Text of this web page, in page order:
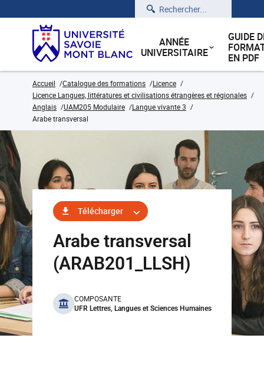
Rechercher
ANNÉE
UNIVERSITAIRE
GUIDE
EN PDF
Accueil Catalogue des formations
Licence
Licence Langues, littératures et civilisations étrangères et régionales
Anglais
UAM205 Modulaire
Langue vivante 3
Arabe transversal
Télécharger
Arabe transversal
(ARAB201_LLSH)
benefits
COMPOSANTE
UFR Lettres, Langues et Sciences Humaines